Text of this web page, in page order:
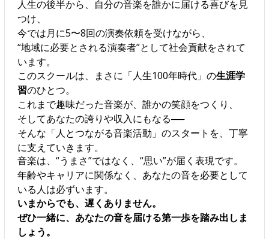
人生の後半から、自分の音楽を誰かに届ける喜びを見
つけ、
今では月に5〜8回の演奏依頼を受けながら、
“地域に必要とされる演奏者”として社会貢献をされて
います。
このスクールは、まさに「人生100年時代」の生涯学
習のひとつ。
これまで趣味だった音楽が、誰かの笑顔をつくり、
そしてあなたの誇りや収入にもなる──
そんな「人とつながる音楽活動」のスタートを、丁寧
に支えていきます。
音楽は、“うまさ”ではなく、“思い”が届く表現です。
年齢やキャリアに関係なく、あなたの音を必要として
いる人は必ずいます。
いまからでも、遅くありません。
ぜひ一緒に、あなたの音を届ける第一歩を踏み出しま
しょう。